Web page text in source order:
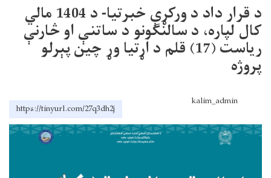
د قرار داد د ورکړې خبرتیا- د 1404 مالي
کال لپاره، د سالنګونو د ساتنې او څارنې
ریاست (17) قلم د اړتیا وړ چین پېرلو
پروژه
kalim_admin
https://tinyurl.com/27q3dh2j